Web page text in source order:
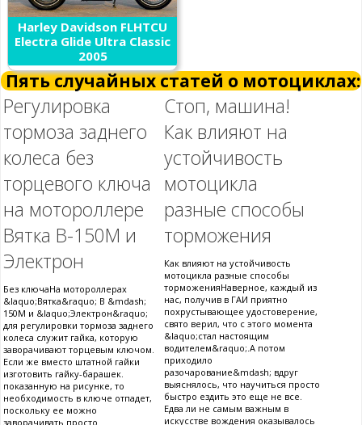
Harley Davidson FLHTCU
Electra Glide Ultra Classic
2005
Пять случайных статей о мотоциклах:
Регулировка
тормоза заднего
колеса без
торцевого ключа
на мотороллере
Вятка В-150М и
Электрон
Без ключаНа мотороллерах
&laquo;Вятка&raquo; В &mdash;
150М и &laquo;Электрон&raquo;
для регулировки тормоза заднего
колеса служит гайка, которую
заворачивают торцевым ключом.
Если же вместо штатной гайки
изготовить гайку-барашек.
показанную на рисунке, то
необходимость в ключе отпадет,
поскольку ее можно
заворачивать просто
Стоп, машина!
Как влияют на
устойчивость
мотоцикла
разные способы
торможения
Как влияют на устойчивость
мотоцикла разные способы
торможенияНаверное, каждый из
нас, получив в ГАИ приятно
похрустывающее удостоверение,
свято верил, что с этого момента
&laquo;стал настоящим
водителем&raquo;.А потом
приходило
разочарование&mdash; вдруг
выяснялось, что научиться просто
быстро ездить это еще не все.
Едва ли не самым важным в
искусстве вождения оказывалось